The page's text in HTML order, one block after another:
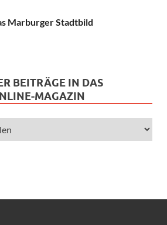
Marburger Stadtbild
BEITRÄGE IN DAS
MAGAZIN